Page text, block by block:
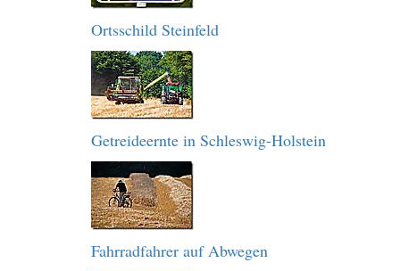
Ortsschild Steinfeld
Getreideernte in Schleswig-Holstein
Fahrradfahrer auf Abwegen